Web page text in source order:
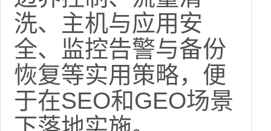
洗、主机与应用安
全、监控告警与备份
恢复等实用策略，便
于在SEO和GEO场景